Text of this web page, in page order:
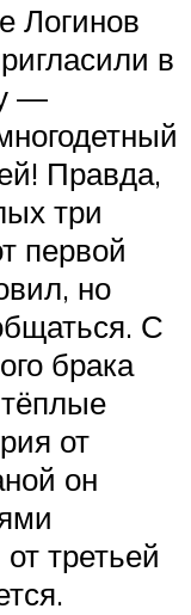
Логинов
в
—
Правда,
три
первой
но
С
брака
от
он
третьей